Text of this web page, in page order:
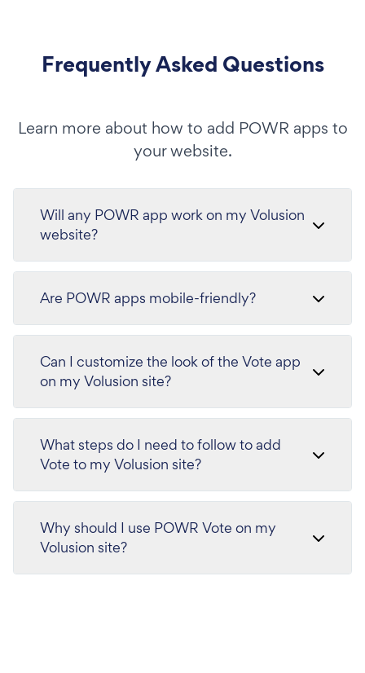
Frequently Asked Questions
Learn more about how to add POWR apps to
your website.
Will any POWR app work on my Volusion
website?
Are POWR apps mobile-friendly?
Can I customize the look of the Vote app
on my Volusion site?
What steps do I need to follow to add
Vote to my Volusion site?
Why should I use POWR Vote on my
Volusion site?